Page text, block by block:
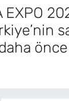
önce